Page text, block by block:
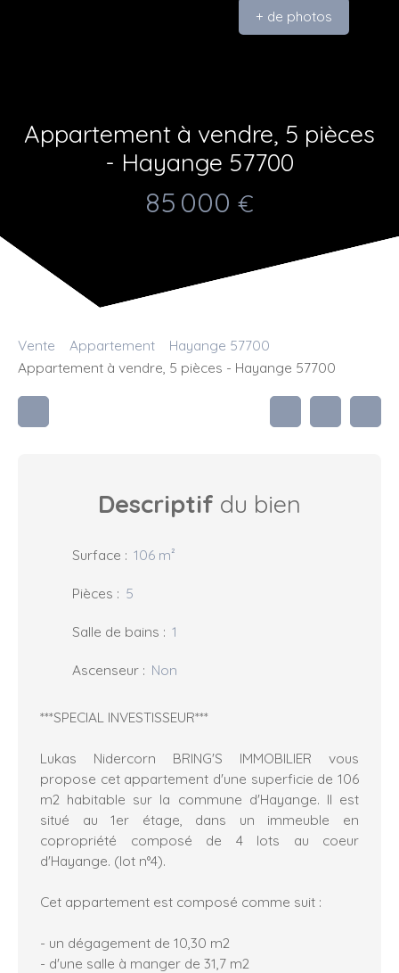
+ de photos
Appartement à vendre, 5 pièces
- Hayange 57700
85 000 €
Vente Appartement
Hayange 57700
Appartement à vendre, 5 pièces - Hayange 57700
Descriptif du bien
Surface : 106 m²
Pièces : 5
Salle de bains : 1
Ascenseur : Non
***SPECIAL INVESTISSEUR***
Lukas Nidercorn BRING'S IMMOBILIER vous
propose cet appartement d'une superficie de 106
m2 habitable sur la commune d'Hayange. Il est
situé au 1er étage, dans un immeuble en
copropriété composé de 4 lots au coeur
d'Hayange. (lot n°4).
Cet appartement est composé comme suit :
- un dégagement de 10,30 m2
- d'une salle à manger de 31,7 m2